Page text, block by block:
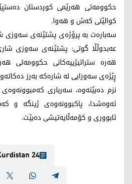
حکوومەتی هەرێمی کوردستان
کوالێتی کەش و هەوا.
سەبارەت بە پرۆژەی پشتێنەی سەوزی
عەبدوڵڵا گوتی: پشتێنەی سەوزی
هەرە ستراتیژییەکانی حکوومەتی
ڕێژەی سەوزایی لە شارەکە بەرز
نزم دەبێتەوە، سەرباری
ئەوەشدا، پاکبوونەوەی ژینگە و
ئابووری و کۆمەڵایەتیشی دەبێت.
24